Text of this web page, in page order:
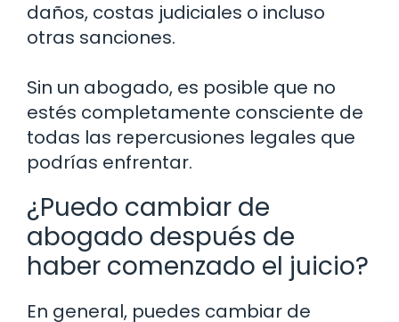
daños, costas judiciales o incluso
otras sanciones.
Sin un abogado, es posible que no
estés completamente consciente de
todas las repercusiones legales que
podrías enfrentar.
¿Puedo cambiar de
abogado después de
haber comenzado el juicio?
En general, puedes cambiar de